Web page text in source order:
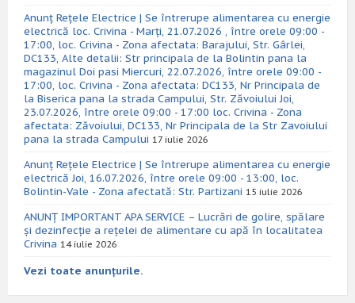
Anunț Rețele Electrice | Se întrerupe alimentarea cu energie
electrică loc. Crivina - Marți, 21.07.2026 , între orele 09:00 -
17:00, loc. Crivina - Zona afectata: Barajului, Str. Gârlei,
DC133, Alte detalii: Str principala de la Bolintin pana la
magazinul Doi pasi Miercuri, 22.07.2026, între orele 09:00 -
17:00, loc. Crivina - Zona afectata: DC133, Nr Principala de
la Biserica pana la strada Campului, Str. Zăvoiului Joi,
23.07.2026, între orele 09:00 - 17:00 loc. Crivina - Zona
afectata: Zăvoiului, DC133, Nr Principala de la Str Zavoiului
pana la strada Campului 17 iulie 2026
Anunț Rețele Electrice | Se întrerupe alimentarea cu energie
electrică Joi, 16.07.2026, între orele 09:00 - 13:00, loc.
Bolintin-Vale - Zona afectată: Str. Partizani 15 iulie 2026
ANUNȚ IMPORTANT APA SERVICE – Lucrări de golire, spălare
și dezinfecție a rețelei de alimentare cu apă în localitatea
Crivina 14 iulie 2026
Vezi toate anunțurile.